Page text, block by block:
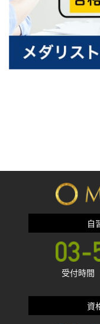
自
受付時間
資